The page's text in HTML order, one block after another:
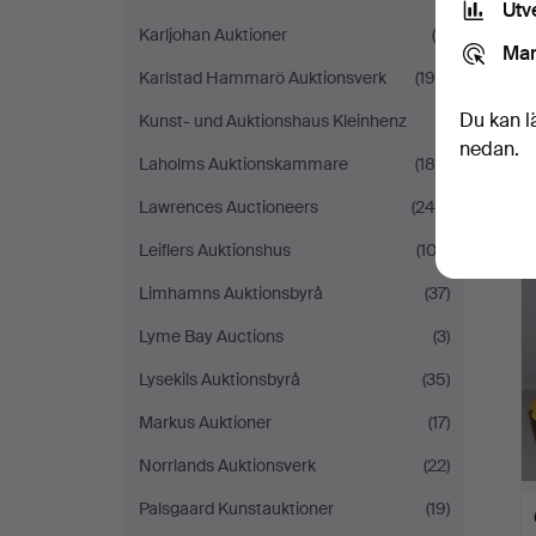
Karljohan Auktioner
(8)
Karlstad Hammarö Auktionsverk
(195)
Kunst- und Auktionshaus Kleinhenz
Laholms Auktionskammare
(180)
Lawrences Auctioneers
(245)
Leiflers Auktionshus
(102)
Limhamns Auktionsbyrå
(37)
Lyme Bay Auctions
(3)
Lysekils Auktionsbyrå
(35)
Markus Auktioner
(17)
Norrlands Auktionsverk
(22)
Palsgaard Kunstauktioner
(19)
Du kan
nedan.